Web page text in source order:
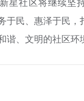
于民、惠泽于民，
谐、文明的社区环